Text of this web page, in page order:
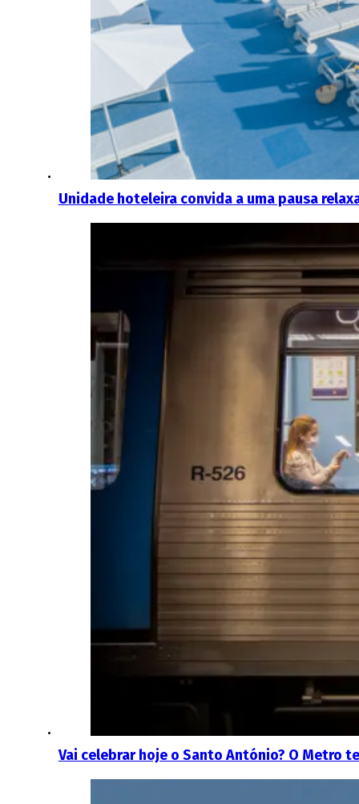
Unidade hoteleira convida a uma pausa
Vai celebrar hoje o Santo António? O Metro